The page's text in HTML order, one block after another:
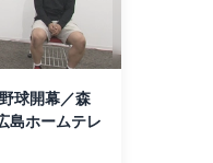
球開幕／森
島ホームテレ